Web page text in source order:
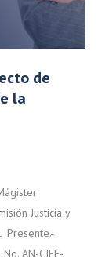
de
la
Justicia y
Presente.-
AN-CJEE-